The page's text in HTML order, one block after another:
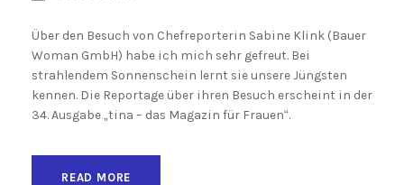
Über den Besuch von Chefreporterin Sabine Klink (Bauer
Woman GmbH) habe ich mich sehr gefreut. Bei
strahlendem Sonnenschein lernt sie unsere Jüngsten
kennen. Die Reportage über ihren Besuch erscheint in der
34. Ausgabe „tina – das Magazin für Frauen“.
READ MORE